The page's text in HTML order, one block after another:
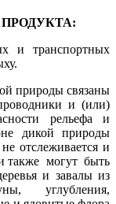
и транспортных
природы связаны
и (или)
рельефа и
дикой природы
отслеживается и
также могут быть
и завалы из
углубления,